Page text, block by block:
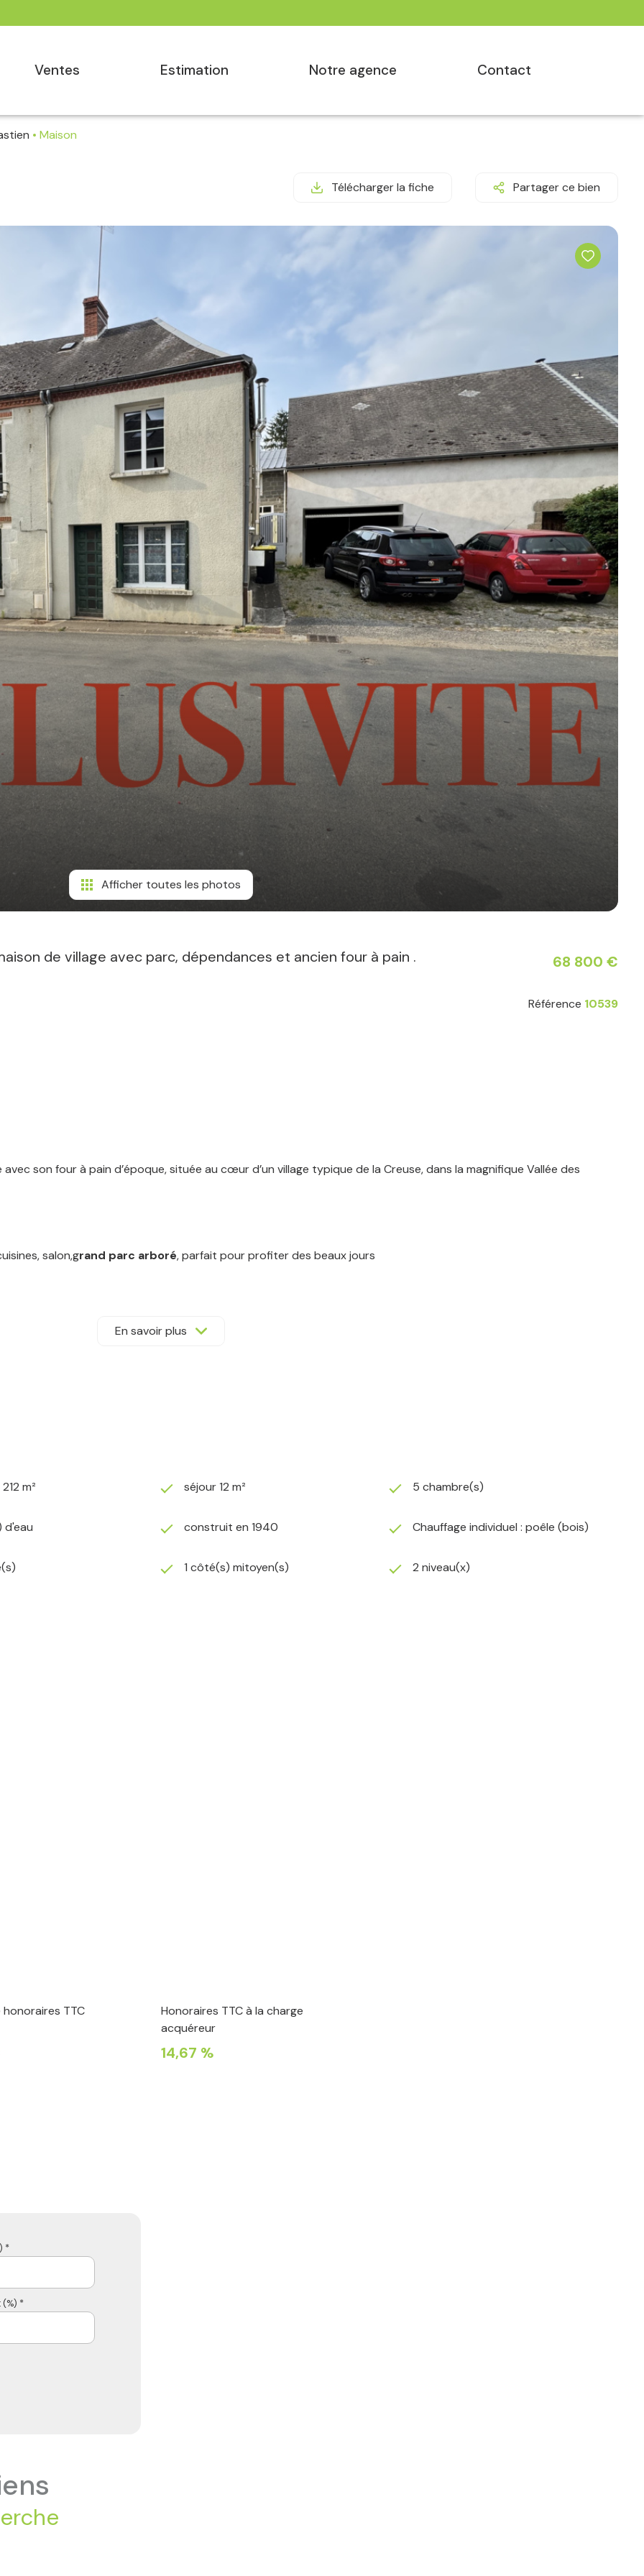
ventes estimation notre agence contact
Maison
Télécharger la fiche Partager ce bien
Afficher toutes les photos
de village avec parc, dépendances et ancien four à pain .
68 800 €
Référence 10539
son four à pain d’époque, située au cœur d’un village typique de la Creuse, dans la magnifique Vallée des
salon,grand parc arboré, parfait pour profiter des beaux jours
Loire : baignade, activités nautiques, pêche, randonnées
touristique ou artistique
En savoir plus
m² séjour 12 m² 5 chambre(s)
d'eau construit en 1940 Chauffage individuel : poêle (bois)
1 côté(s) mitoyen(s) 2 niveau(x)
TTC
Honoraires TTC à la charge
acquéreur
14,67 %
*
(%) *